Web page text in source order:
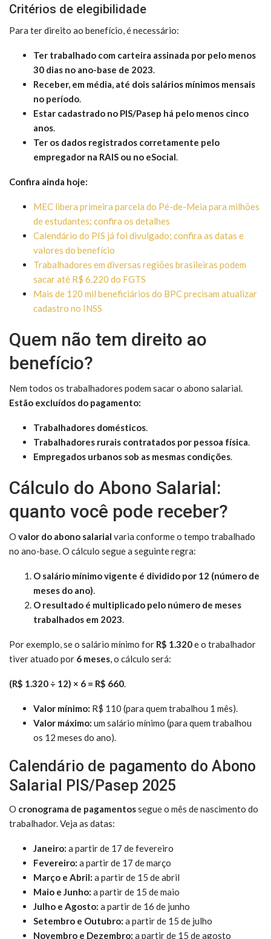
Critérios de elegibilidade
Para ter direito ao benefício, é necessário:
Ter trabalhado com carteira assinada por pelo menos
30 dias no ano-base de 2023.
Receber, em média, até dois salários mínimos mensais
no período.
Estar cadastrado no PIS/Pasep há pelo menos cinco
anos.
Ter os dados registrados corretamente pelo
empregador na RAIS ou no eSocial.
Confira ainda hoje:
MEC libera primeira parcela do Pé-de-Meia para milhões
de estudantes; confira os detalhes
Calendário do PIS já foi divulgado; confira as datas e
valores do benefício
Trabalhadores em diversas regiões brasileiras podem
sacar até R$ 6.220 do FGTS
Mais de 120 mil beneficiários do BPC precisam atualizar
cadastro no INSS
Quem não tem direito ao
benefício?
Nem todos os trabalhadores podem sacar o abono salarial.
Estão excluídos do pagamento:
Trabalhadores domésticos.
Trabalhadores rurais contratados por pessoa física.
Empregados urbanos sob as mesmas condições.
Cálculo do Abono Salarial:
quanto você pode receber?
O valor do abono salarial varia conforme o tempo trabalhado
no ano-base. O cálculo segue a seguinte regra:
O salário mínimo vigente é dividido por 12 (número de
meses do ano).
O resultado é multiplicado pelo número de meses
trabalhados em 2023.
Por exemplo, se o salário mínimo for R$ 1.320e o trabalhador
tiver atuado por 6 meses, o cálculo será:
(R$ 1.320 ÷ 12) × 6 = R$ 660.
Valor mínimo: R$ 110 (para quem trabalhou 1 mês).
Valor máximo: um salário mínimo (para quem trabalhou
os 12 meses do ano).
Calendário de pagamento do Abono
Salarial PIS/Pasep 2025
O cronograma de pagamentossegue o mês de nascimento do
trabalhador. Veja as datas:
Janeiro: a partir de 17 de fevereiro
Fevereiro: a partir de 17 de março
Março e Abril: a partir de 15 de abril
Maio e Junho: a partir de 15 de maio
Julho e Agosto: a partir de 16 de junho
Setembro e Outubro: a partir de 15 de julho
Novembro e Dezembro: a partir de 15 de agosto